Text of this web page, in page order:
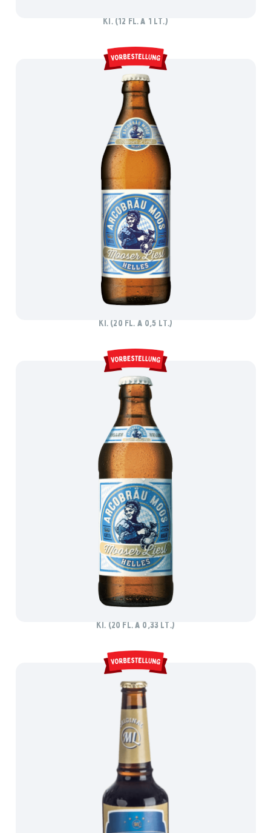
Ki. (12 Fl. à 1 lt.)
Ki. (20 Fl. à 0,5 lt.)
Ki. (20 Fl. à 0,33 lt.)